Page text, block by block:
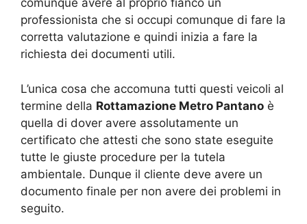
comunque avere al proprio fianco un
professionista che si occupi comunque di fare la
corretta valutazione e quindi inizia a fare la
richiesta dei documenti utili.
L’unica cosa che accomuna tutti questi veicoli al
termine della Rottamazione Metro Pantano è
quella di dover avere assolutamente un
certificato che attesti che sono state eseguite
tutte le giuste procedure per la tutela
ambientale. Dunque il cliente deve avere un
documento finale per non avere dei problemi in
seguito.